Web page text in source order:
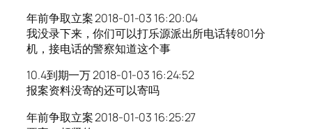
年前争取立案 2018-01-03 16:20:04
我没录下来，你们可以打乐源派出所电话转801分
机，接电话的警察知道这个事
10.4到期一万 2018-01-03 16:24:52
报案资料没寄的还可以寄吗
年前争取立案 2018-01-03 16:25:27